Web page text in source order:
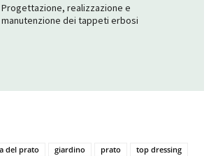
Progettazione, realizzazione e
manutenzione dei tappeti erbosi
del prato giardino prato
top dressing